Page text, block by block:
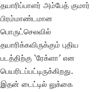
தயாரிப்பாளர் அம்பேத் குமார்
பிரம்மாண்டமான
பொருட்செலவில்
தயாரிக்கவிருக்கும் புதிய
படத்திற்கு ‘ரேக்ளா’ என
பெயரிடப்பட்டிருக்கிறது.
இதன் டைட்டில் லுக்கை